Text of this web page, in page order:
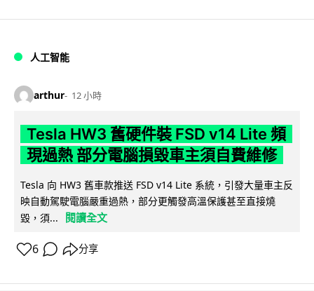
人工智能
arthur 12 小時
Tesla HW3 舊硬件裝 FSD v14 Lite 頻
現過熱 部分電腦損毀車主須自費維修
Tesla 向 HW3 舊車款推送 FSD v14 Lite 系統，引發大量車主反
映自動駕駛電腦嚴重過熱，部分更觸發高溫保護甚至直接燒
毀，須...
閱讀全文
6 分享